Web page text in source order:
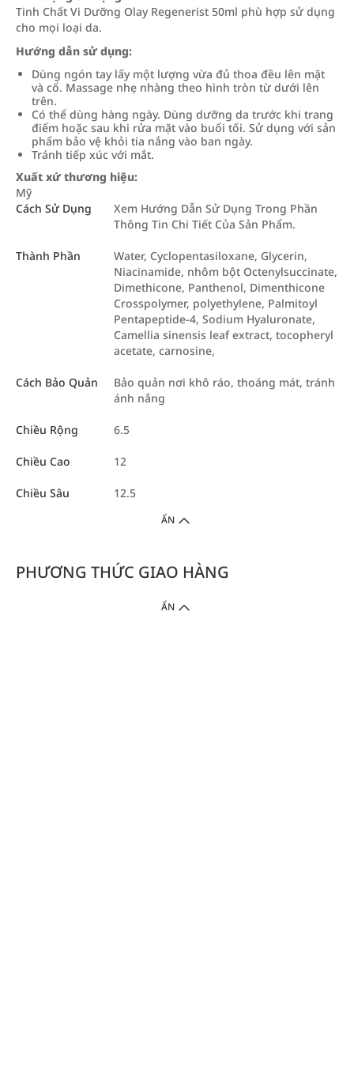
Tinh Chất Vi Dưỡng Olay Regenerist 50ml phù hợp sử dụng
cho mọi loại da.
Hướng dẫn sử dụng:
Dùng ngón tay lấy một lượng vừa đủ thoa đều lên mặt
và cổ. Massage nhẹ nhàng theo hình tròn từ dưới lên
trên.
Có thể dùng hàng ngày. Dùng dưỡng da trước khi trang
điểm hoặc sau khi rửa mặt vào buổi tối. Sử dụng với sản
phẩm bảo vệ khỏi tia nắng vào ban ngày.
Tránh tiếp xúc với mắt.
Xuất xứ thương hiệu:
Mỹ
Cách Sử Dụng
Xem Hướng Dẫn Sử Dụng Trong Phần
Thông Tin Chi Tiết Của Sản Phẩm.
Thành Phần
Water, Cyclopentasiloxane, Glycerin,
Niacinamide, nhôm bột Octenylsuccinate,
Dimethicone, Panthenol, Dimenthicone
Crosspolymer, polyethylene, Palmitoyl
Pentapeptide-4, Sodium Hyaluronate,
Camellia sinensis leaf extract, tocopheryl
acetate, carnosine,
Cách Bảo Quản
Bảo quản nơi khô ráo, thoáng mát, tránh
ánh nắng
Chiều Rộng 6.5
Chiều Cao 12
Chiều Sâu 12.5
ẨN
PHƯƠNG THỨC GIAO HÀNG
ẨN